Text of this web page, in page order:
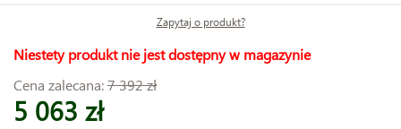
Zapytaj o produkt?
Niestety produkt nie jest dostępny w magazynie
Cena zalecana:7 392 zł
5 063 zł